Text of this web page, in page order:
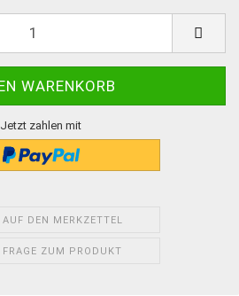
Jetzt zahlen mit
AUF DEN MERKZETTEL
FRAGE ZUM PRODUKT